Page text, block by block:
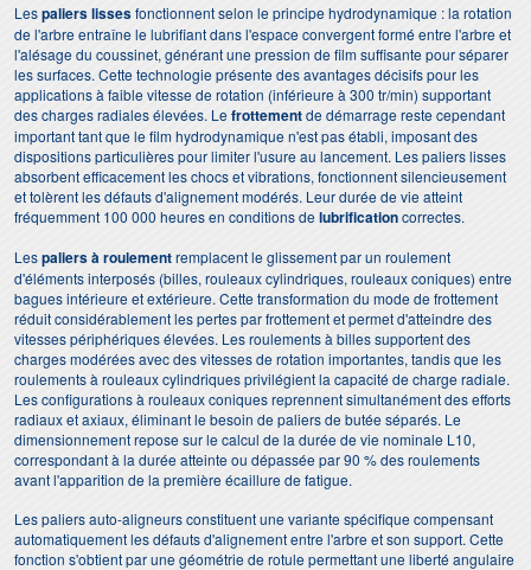
Lespaliers lissesfonctionnent selon le principe hydrodynamique : la rotation
de l'arbre entraîne le lubrifiant dans l'espace convergent formé entre l'arbre et
l'alésage du coussinet, générant une pression de film suffisante pour séparer
les surfaces. Cette technologie présente des avantages décisifs pour les
applications à faible vitesse de rotation (inférieure à 300 tr/min) supportant
des charges radiales élevées. Lefrottementde démarrage reste cependant
important tant que le film hydrodynamique n'est pas établi, imposant des
dispositions particulières pour limiter l'usure au lancement. Les paliers lisses
absorbent efficacement les chocs et vibrations, fonctionnent silencieusement
et tolèrent les défauts d'alignement modérés. Leur durée de vie atteint
fréquemment 100 000 heures en conditions delubrificationcorrectes.
Lespaliers à roulementremplacent le glissement par un roulement
d'éléments interposés (billes, rouleaux cylindriques, rouleaux coniques) entre
bagues intérieure et extérieure. Cette transformation du mode de frottement
réduit considérablement les pertes par frottement et permet d'atteindre des
vitesses périphériques élevées. Les roulements à billes supportent des
charges modérées avec des vitesses de rotation importantes, tandis que les
roulements à rouleaux cylindriques privilégient la capacité de charge radiale.
Les configurations à rouleaux coniques reprennent simultanément des efforts
radiaux et axiaux, éliminant le besoin de paliers de butée séparés. Le
dimensionnement repose sur le calcul de la durée de vie nominale L10,
correspondant à la durée atteinte ou dépassée par 90 % des roulements
avant l'apparition de la première écaillure de fatigue.
Les paliers auto-aligneurs constituent une variante spécifique compensant
automatiquement les défauts d'alignement entre l'arbre et son support. Cette
fonction s'obtient par une géométrie de rotule permettant une liberté angulaire